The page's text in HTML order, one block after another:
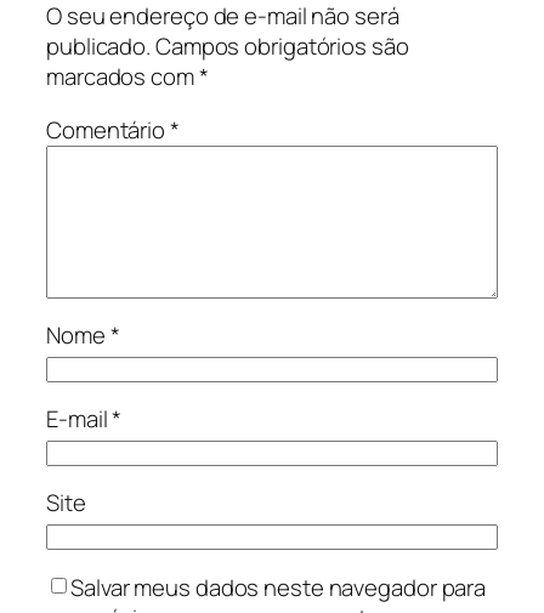
O seu endereço de e-mail não será
publicado.Campos obrigatórios são
marcados com*
Comentário*
Nome*
E-mail*
Site
Salvar meus dados neste navegador para